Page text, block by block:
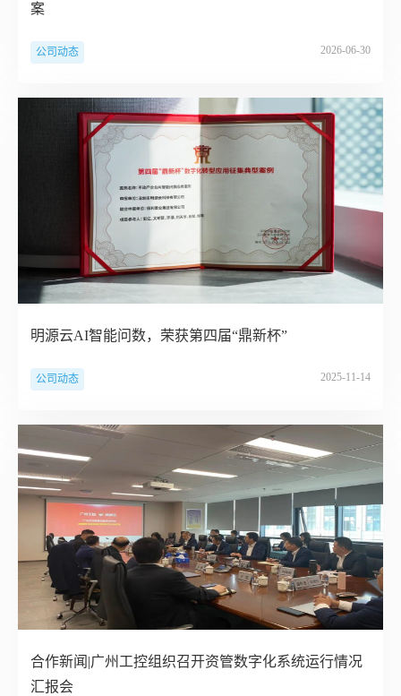
案
公司动态 2026-06-30
明源云AI智能问数，荣获第四届“鼎新杯”
公司动态 2025-11-14
合作新闻|广州工控组织召开资管数字化系统运行情况
汇报会